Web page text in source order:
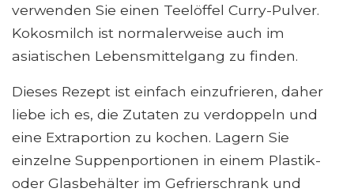
verwenden Sie einen Teelöffel Curry-Pulver.
Kokosmilch ist normalerweise auch im
asiatischen Lebensmittelgang zu finden.
Dieses Rezept ist einfach einzufrieren, daher
liebe ich es, die Zutaten zu verdoppeln und
eine Extraportion zu kochen. Lagern Sie
einzelne Suppenportionen in einem Plastik-
oder Glasbehälter im Gefrierschrank und